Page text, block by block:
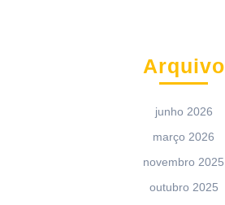
Arquivo
junho 2026
março 2026
novembro 2025
outubro 2025